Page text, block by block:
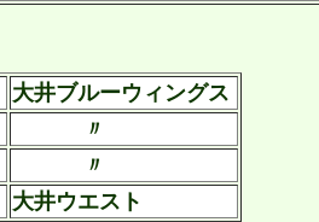
大井ブルーウィングス
〃
〃
大井ウエスト